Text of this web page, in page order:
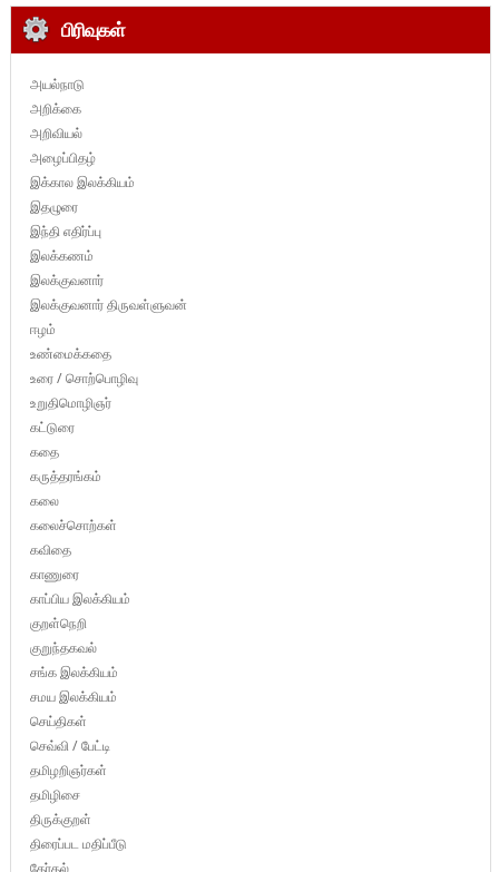
பிரிவுகள்
அயல்நாடு
அறிக்கை
அறிவியல்
அழைப்பிதழ்
இக்கால இலக்கியம்
இதழுரை
இந்தி எதிர்ப்பு
இலக்கணம்
இலக்குவனார்
இலக்குவனார் திருவள்ளுவன்
ஈழம்
உண்மைக்கதை
உரை / சொற்பொழிவு
உறுதிமொழிஞர்
கட்டுரை
கதை
கருத்தரங்கம்
கலை
கலைச்சொற்கள்
கவிதை
காணுரை
காப்பிய இலக்கியம்
குறள்நெறி
குறுந்தகவல்
சங்க இலக்கியம்
சமய இலக்கியம்
செய்திகள்
செவ்வி / பேட்டி
தமிழறிஞர்கள்
தமிழிசை
திருக்குறள்
திரைப்பட மதிப்பீடு